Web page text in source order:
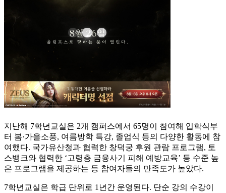
지난해 7학년교실은 2개 캠퍼스에서 65명이 참여해 입학식부
터 봄·가을소풍, 여름방학 특강, 졸업식 등의 다양한 활동에 참
여했다. 국가유산청과 협력한 창덕궁 후원 관람 프로그램, 토
스뱅크와 협력한 ‘고령층 금융사기 피해 예방교육’ 등 수준 높
은 프로그램을 제공하는 등 참여자들의 만족도가 높았다.
7학년교실은 학급 단위로 1년간 운영된다. 단순 강의 수강이